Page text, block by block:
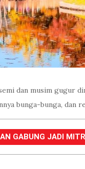
dan musim gugur
bunga-bunga, dan
GABUNG JADI